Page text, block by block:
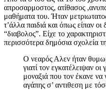
απροσαρμοστος, ατίθασος
μαθήματα του. Ήταν
τ’άλλα παιδιά και όπως είπαν
“διαβολος”. Είχε το
περισσότερα δημόσια σχολεία
Ο νεαρός Αλεν ήταν
γιατί τον εγκατέλειψαν οι
μοναξιά που τον έκανε να
αγάπης σ’ αντιθεση με